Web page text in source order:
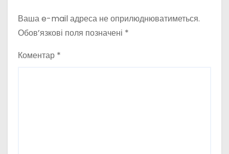
Ваша e-mail адреса не оприлюднюватиметься.
Обов’язкові поля позначені *
Коментар *